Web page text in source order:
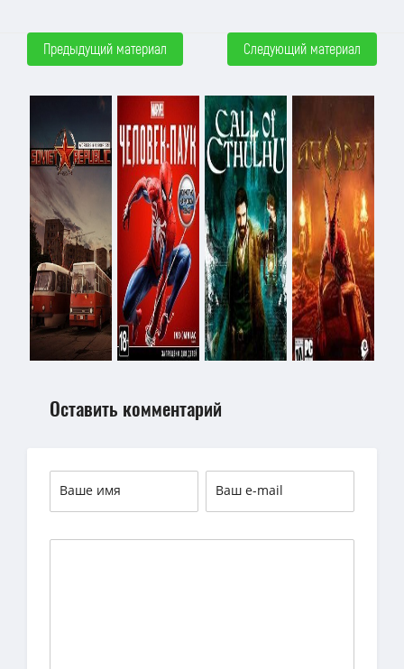
Предыдущий материал Следующий материал
Оставить комментарий